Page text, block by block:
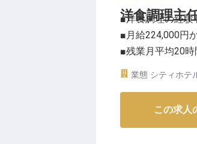
洋食調理主
■洋食調理の経験
■月給224,000円
■残業月平均20
■社会保険完備、
「京成ホテルミ
なサービスと上
業態 シティホテ
この求人